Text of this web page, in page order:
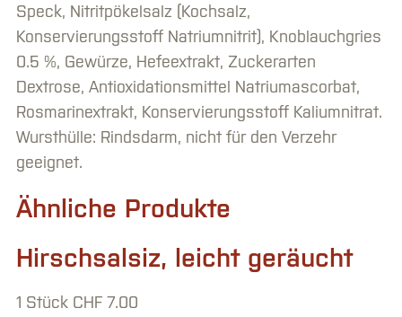
Speck, Nitritpökelsalz (Kochsalz,
Konservierungsstoff Natriumnitrit), Knoblauchgries
0.5 %, Gewürze, Hefeextrakt, Zuckerarten
Dextrose, Antioxidationsmittel Natriumascorbat,
Rosmarinextrakt, Konservierungsstoff Kaliumnitrat.
Wursthülle: Rindsdarm, nicht für den Verzehr
geeignet.
Ähnliche Produkte
Hirschsalsiz, leicht geräucht
1 Stück CHF7.00